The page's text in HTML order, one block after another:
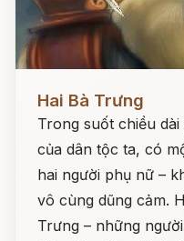
Hai Bà Trưng
Trong suốt chiều
của dân tộc ta, có
hai người phụ nữ –
vô cùng dũng cảm.
Trưng – những